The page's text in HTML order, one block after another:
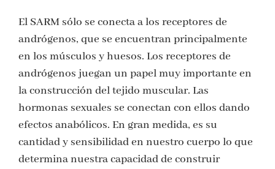
El SARM sólo se conecta a los receptores de
andrógenos, que se encuentran principalmente
en los músculos y huesos. Los receptores de
andrógenos juegan un papel muy importante en
la construcción del tejido muscular. Las
hormonas sexuales se conectan con ellos dando
efectos anabólicos. En gran medida, es su
cantidad y sensibilidad en nuestro cuerpo lo que
determina nuestra capacidad de construir